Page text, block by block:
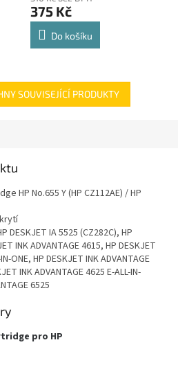
375 Kč
Do košíku
SOUVISEJÍCÍ PRODUKTY
HP No.655 Y (HP CZ112AE) / HP
IA 5525 (CZ282C), HP
INK ADVANTAGE 4615, HP DESKJET
ONE, HP DESKJET INK ADVANTAGE
INK ADVANTAGE 4625 E-ALL-IN-
6525
pro HP